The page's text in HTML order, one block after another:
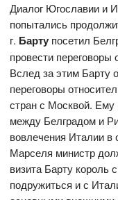
Диалог Югославии и
попытались
г. Барту посетил
провести
Вслед за этим Барту
переговоры
стран с Москвой. Ему
между Белградом и
вовлечения Италии
Марселя министр
визита Барту король
подружиться и с